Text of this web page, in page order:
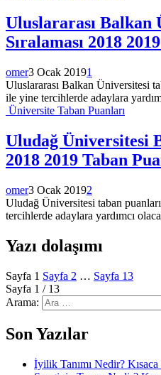
Uluslararası Balkan
Sıralaması 2018
omer3 Ocak 20191
Uluslararası Balkan Üniversitesi
ile yine tercihlerde adaylara
Üniversite Taban Puanları
Uludağ Üniversitesi
2018 2019 Taban
omer3 Ocak 20192
Uludağ Üniversitesi taban
tercihlerde adaylara yardımcı
Yazı dolaşımı
Sayfa 1 Sayfa 2 … Sayfa 13
Sayfa 1 / 13
Arama:
Son Yazılar
İyilik Tanımı Nedir? Kısaca